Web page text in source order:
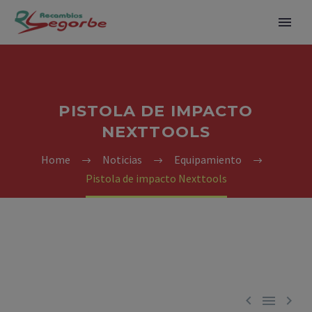
PISTOLA DE IMPACTO
NEXTTOOLS
Home Noticias
Equipamiento
Pistola de impacto Nexttools
  